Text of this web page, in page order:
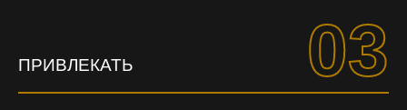
ПРИВЛЕКАТЬ 03